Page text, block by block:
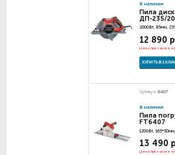
В наличии
Пила
ДП-235/
2000Вт, 85мм,
12 890
Цена при заказе
КУПИТЬ В 1
Артикул: 6407
В наличии
Пила
FT6407
1200Вт,
13 490
Цена при заказе